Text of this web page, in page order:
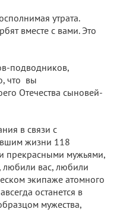
утрата.
вместе с вами. Это
подводников,
что вы
Отечества сыновей-
в связи с
жизни 118
прекрасными мужьями,
любили вас, любили
экипаже атомного
останется в
мужества,